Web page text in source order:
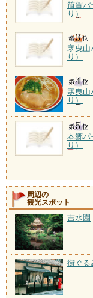
筒賀パ
り）
寒曳山
り）
寒曳山
り）
本郷パ
り）
周辺の
観光スポット
吉水園
街ぐる